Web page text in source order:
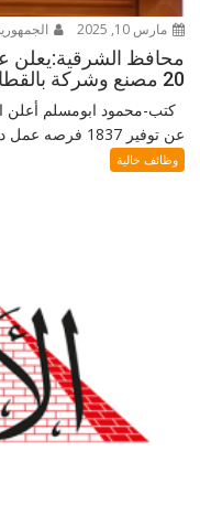
مارس 10, 2025
20 مصنع وشركة بالقطاع الخاص
كتب-محمود ابومسلم أعلن
عن توفير 1837 فرصه عمل داخل 20...
وظائف خالية